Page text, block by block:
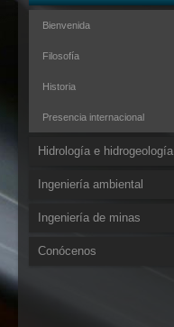
Bienvenida
Filosofía
Historia
Presencia internacional
Hidrología e hidrogeología
Ingeniería ambiental
Ingeniería de minas
Conócenos